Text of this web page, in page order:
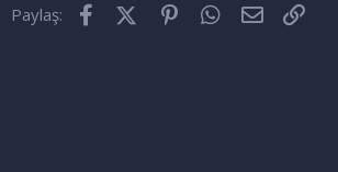
Paylaş: FacebookX (Twitter)PinterestWhatsApp
E-posta